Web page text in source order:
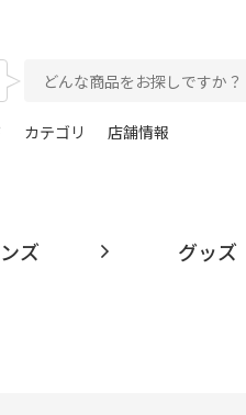
カテゴリ 店舗情報
ズ グッズ